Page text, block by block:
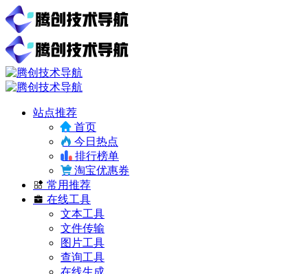
站点推荐
首页
今日热点
排行榜单
淘宝优惠券
常用推荐
在线工具
文本工具
文件传输
图片工具
查询工具
在线生成